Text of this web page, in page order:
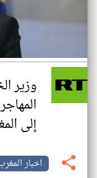
وزير
إلى
اخبار